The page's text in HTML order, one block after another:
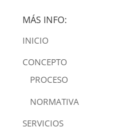
MÁS INFO:
INICIO
CONCEPTO
PROCESO
NORMATIVA
SERVICIOS